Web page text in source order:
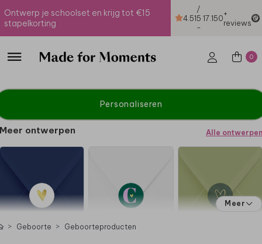
Ontwerp je schoolset en krijg tot €15
stapelkorting
4.51
/
5
-
17.150+
reviews
0
Personaliseren
Meer ontwerpen Alle ontwerpen
Meer
Geboorte Geboorteproducten